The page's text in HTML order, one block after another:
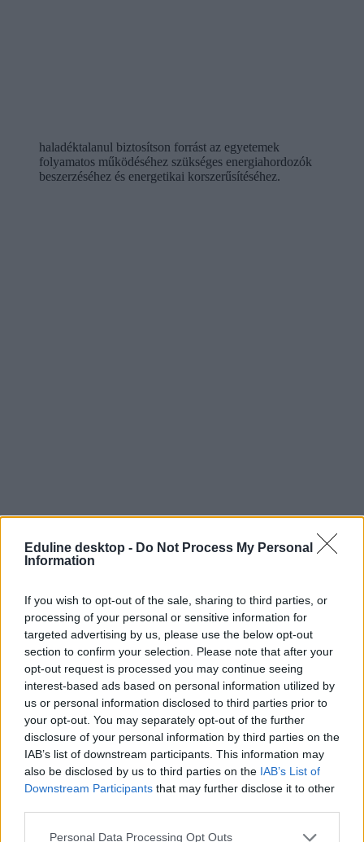
Eduline desktop - Do Not Process My Personal
Information
If you wish to opt-out of the sale, sharing to third parties, or
processing of your personal or sensitive information for
targeted advertising by us, please use the below opt-out
section to confirm your selection. Please note that after your
opt-out request is processed you may continue seeing
interest-based ads based on personal information utilized by
us or personal information disclosed to third parties prior to
your opt-out. You may separately opt-out of the further
disclosure of your personal information by third parties on the
IAB’s list of downstream participants. This information may
also be disclosed by us to third parties on the IAB’s List of
Downstream Participants that may further disclose it to other
Personal Data Processing Opt Outs
haladéktalanul biztosítson forrást az egyetemek
folyamatos működéséhez szükséges energiahordozók
beszerzéséhez és energetikai korszerűsítéséhez.
online oktatás
Felsőoktatási Dolgozók Szakszervezete
őszi szünet
fűtés
szénszünet
energiaárak
egyetemek fűtése